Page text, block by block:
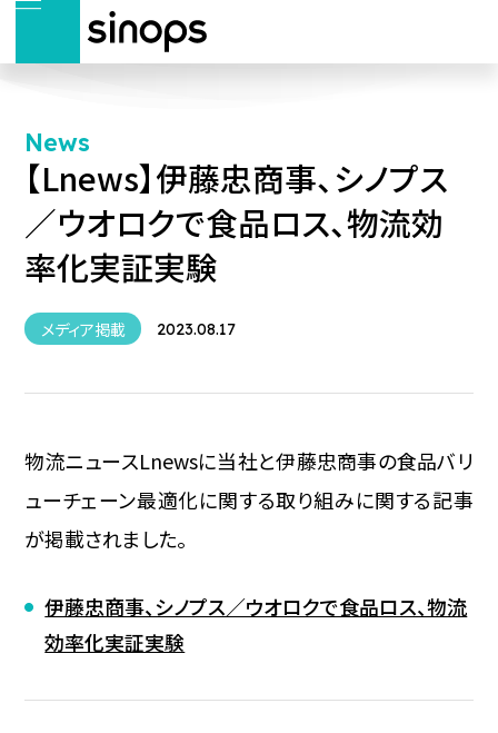
News
【Lnews】伊藤忠商事、シノプス
／ウオロクで食品ロス、物流効
率化実証実験
メディア掲載 2023.08.17
物流ニュースLnewsに当社と伊藤忠商事の食品バリ
ューチェーン最適化に関する取り組みに関する記事
が掲載されました。
伊藤忠商事、シノプス／ウオロクで食品ロス、物流
効率化実証実験